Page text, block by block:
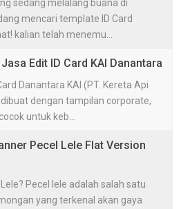
sedang melalang buana di
mencari template ID Card
kalian telah menemu...
Edit ID Card KAI Danantara
Danantara KAI (PT. Kereta Api
dibuat dengan tampilan corporate,
untuk keb...
Pecel Lele Flat Version
Pecel lele adalah salah satu
yang terkenal akan gaya